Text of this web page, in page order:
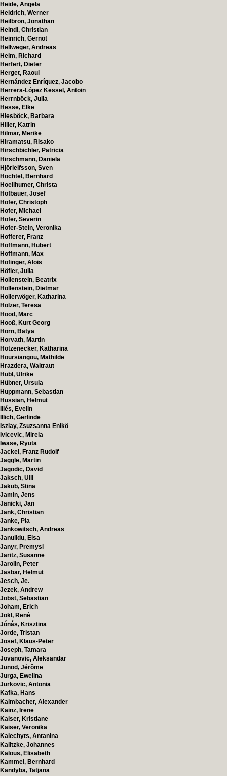
Heide, Angela
Heidrich, Werner
Heilbron, Jonathan
Heindl, Christian
Heinrich, Gernot
Hellweger, Andreas
Helm, Richard
Herfert, Dieter
Herget, Raoul
Hernández Enríquez, Jacobo
Herrera-López Kessel, Antoin
Herrnböck, Julia
Hesse, Elke
Hiesböck, Barbara
Hiller, Katrin
Hilmar, Merike
Hiramatsu, Risako
Hirschbichler, Patricia
Hirschmann, Daniela
Hjörleifsson, Sven
Höchtel, Bernhard
Hoellhumer, Christa
Hofbauer, Josef
Hofer, Christoph
Hofer, Michael
Höfer, Severin
Hofer-Stein, Veronika
Hofferer, Franz
Hoffmann, Hubert
Hoffmann, Max
Hofinger, Alois
Höfler, Julia
Hollenstein, Beatrix
Hollenstein, Dietmar
Hollerwöger, Katharina
Holzer, Teresa
Hood, Marc
Hooß, Kurt Georg
Horn, Batya
Horvath, Martin
Hötzenecker, Katharina
Hoursiangou, Mathilde
Hrazdera, Waltraut
Hübl, Ulrike
Hübner, Ursula
Huppmann, Sebastian
Hussian, Helmut
Illés, Evelin
Illich, Gerlinde
Iszlay, Zsuzsanna Enikö
Ivicevic, Mirela
Iwase, Ryuta
Jackel, Franz Rudolf
Jäggle, Martin
Jagodic, David
Jaksch, Ulli
Jakub, Stina
Jamin, Jens
Janicki, Jan
Jank, Christian
Janke, Pia
Jankowitsch, Andreas
Janulidu, Elsa
Janyr, Premysl
Jaritz, Susanne
Jarolin, Peter
Jasbar, Helmut
Jesch, Je.
Jezek, Andrew
Jobst, Sebastian
Joham, Erich
Jokl, René
Jónás, Krisztina
Jorde, Tristan
Josef, Klaus-Peter
Joseph, Tamara
Jovanovic, Aleksandar
Junod, Jérôme
Jurga, Ewelina
Jurkovic, Antonia
Kafka, Hans
Kaimbacher, Alexander
Kainz, Irene
Kaiser, Kristiane
Kaiser, Veronika
Kalechyts, Antanina
Kalitzke, Johannes
Kalous, Elisabeth
Kammel, Bernhard
Kandyba, Tatjana